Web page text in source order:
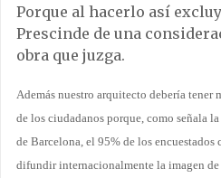
Porque al hacerlo así
Prescinde de una
obra que juzga.
Además nuestro arquitecto debería tener
de los ciudadanos porque, como señala
de Barcelona, el 95% de los
difundir internacionalmente la imagen